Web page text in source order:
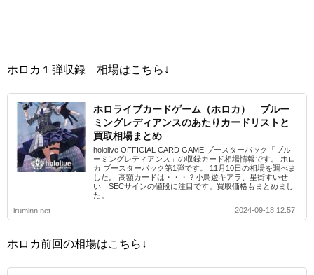
ホロカ１弾収録 相場はこちら↓
ホロライブカードゲーム（ホロカ） ブルー
ミングレディアンスのあたりカードリストと
買取相場まとめ
hololive OFFICIAL CARD GAME ブースターパック「ブル
ーミングレディアンス」の収録カード相場情報です。 ホロ
カ ブースターパック第1弾です。 11月10日の相場を調べま
した。 高額カードは・・・？小鳥遊キアラ、星街すいせ
い SECサインの値段に注目です。買取価格もまとめまし
た。
iruminn.net
2024-09-18 12:57
ホロカ前回の相場はこちら↓